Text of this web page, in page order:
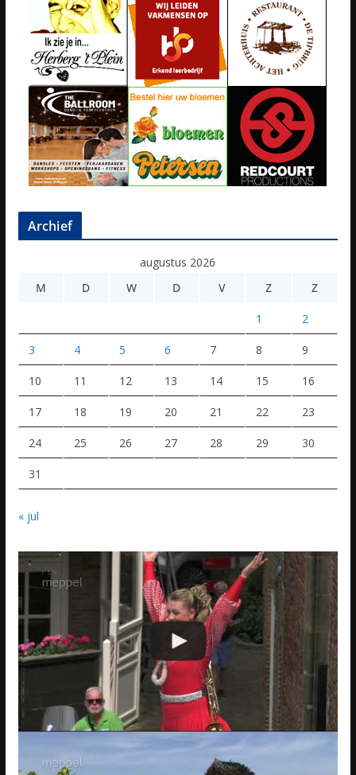
Archief
augustus 2026
M
D W D V Z Z
1 2
3 4 5 6 7 8 9
10 11 12 13 14 15 16
17 18 19 20 21 22 23
24 25 26 27 28 29 30
31
« jul